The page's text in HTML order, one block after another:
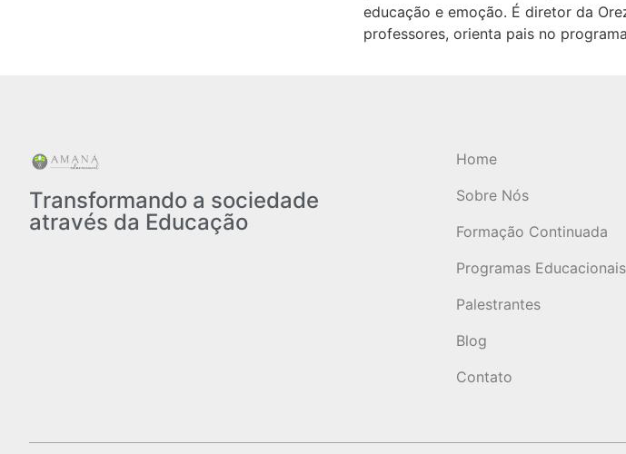
educação e emoção. É diretor ​da
professores, orienta pais no
Transformando a sociedade
através da Educação
Home
Sobre Nós
Formação Continuada
Programas Educacionais
Palestrantes
Blog
Contato